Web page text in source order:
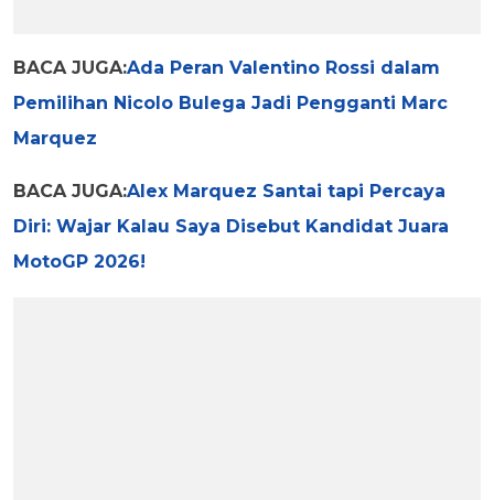
BACA JUGA:Ada Peran Valentino Rossi dalam
Pemilihan Nicolo Bulega Jadi Pengganti Marc
Marquez
BACA JUGA:Alex Marquez Santai tapi Percaya
Diri: Wajar Kalau Saya Disebut Kandidat Juara
MotoGP 2026!